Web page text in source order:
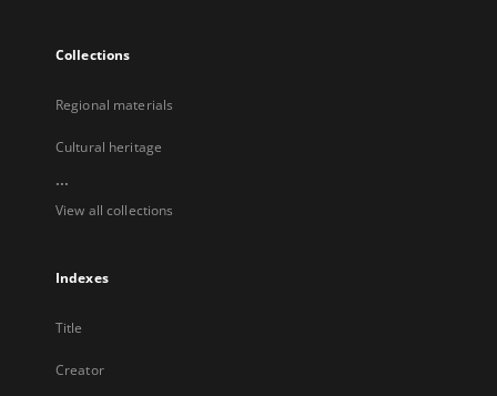
Collections
Regional materials
Cultural heritage
...
View all collections
Indexes
Title
Creator